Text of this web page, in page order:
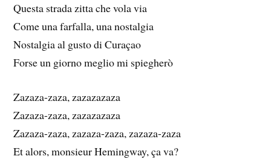
Questa strada zitta che vola via
Come una farfalla, una nostalgia
Nostalgia al gusto di Curaçao
Forse un giorno meglio mi spiegherò
Zazaza-zaza, zazazazaza
Zazaza-zaza, zazazazaza
Zazaza-zaza, zazaza-zaza, zazaza-zaza
Et alors, monsieur Hemingway, ça va?